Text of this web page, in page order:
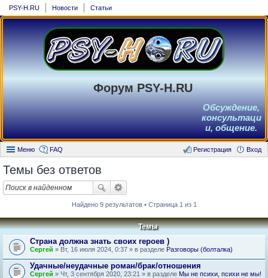
PSY-H.RU Новости Статьи
Форум PSY-H.RU
Обсуждение,
консультаци
и, общение.
Меню FAQ Вход
Регистрация
Темы без ответов
Найдено 9 результатов • Страница 1 из 1
Темы
Страна должна знать своих героев )
Сергей » Вт, 16 июля 2024, 0:37 » в разделе Разговоры (болталка)
Удачные/неудачные роман/брак/отношения
Сергей » Чт, 3 сентября 2020, 23:21 » в разделе Мы не психи, психи не мы!